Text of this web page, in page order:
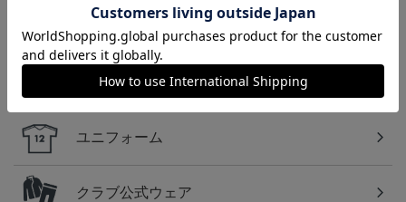
しております！
カテゴリから探す
ユニフォーム
クラブ公式ウェア